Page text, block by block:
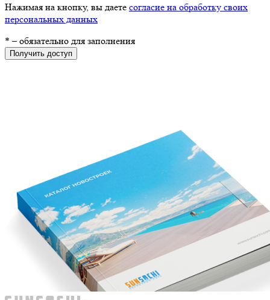
Нажимая на кнопку, вы даете согласие на обработку своих
персональных данных
* – обязательно для заполнения
Получить доступ